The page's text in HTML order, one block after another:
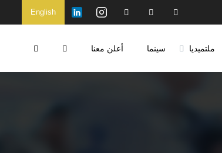
English
ملتميديا سينما أعلن معنا